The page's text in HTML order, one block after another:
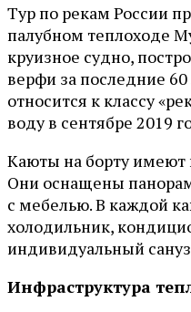
Тур по рекам России
палубном теплоходе
круизное судно,
верфи за последние
относится к классу
воду в сентябре 2019
Каюты на борту имеют
Они оснащены
с мебелью. В каждой
холодильник,
индивидуальный
Инфраструктура